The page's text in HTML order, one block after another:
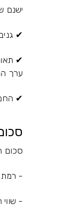
ישנם
✔
ערך
✔
סכום
- רמת
-